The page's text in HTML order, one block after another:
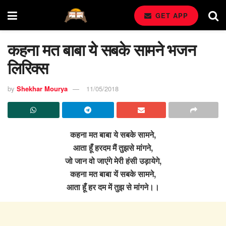
GET APP
कहना मत बाबा ये सबके सामने भजन
लिरिक्स
by Shekhar Mourya 11/05/2018
कहना मत बाबा ये सबके सामने,
आता हूँ हरदम मैं तुझसे मांगने,
जो जान वो जाएंगे मेरी हंसी उड़ायेगे,
कहना मत बाबा यें सबके सामने,
आता हूँ हर दम में तुझ से मांगने।।